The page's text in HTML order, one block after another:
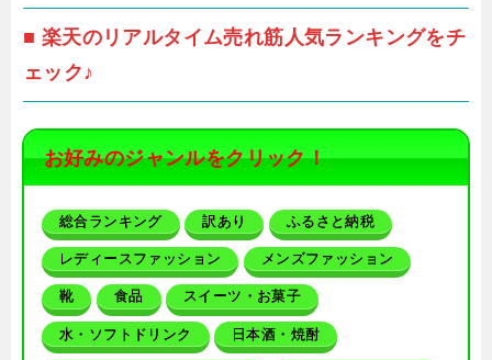
■ 楽天のリアルタイム売れ筋人気ランキングをチ
ェック♪
お好みのジャンルをクリック！
総合ランキング 訳あり ふるさと納税
レディースファッション メンズファッション
靴 食品 スイーツ・お菓子
水・ソフトドリンク 日本酒・焼酎